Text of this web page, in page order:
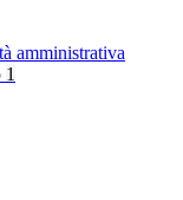
amministrativa
1